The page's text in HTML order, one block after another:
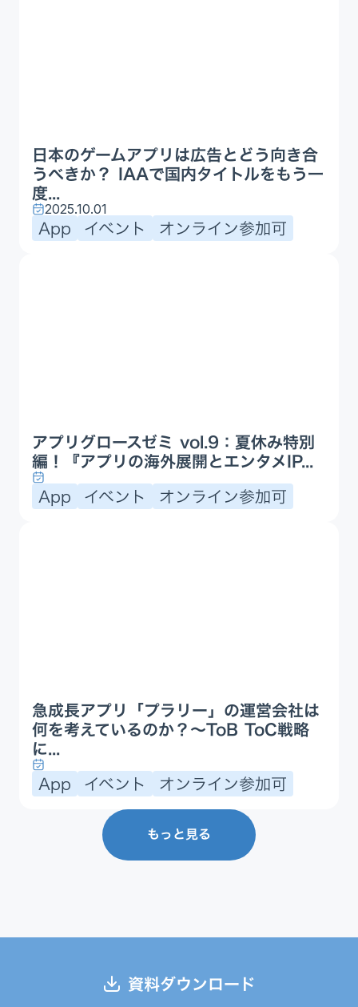
日本のゲームアプリは広告とどう向き合
うべきか？ IAAで国内タイトルをもう一
度...
2025.10.01
App イベント オンライン参加可
アプリグロースゼミ vol.9：夏休み特別
編！『アプリの海外展開とエンタメIP...
App イベント オンライン参加可
急成長アプリ「プラリー」の運営会社は
何を考えているのか？〜ToB ToC戦略
に...
App イベント オンライン参加可
もっと見る
資料ダウンロード